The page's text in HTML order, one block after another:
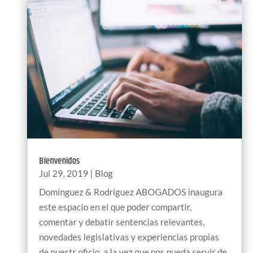
Bienvenidos
Jul 29, 2019 | Blog
Domínguez & Rodríguez ABOGADOS inaugura
este espacio en el que poder compartir,
comentar y debatir sentencias relevantes,
novedades legislativas y experiencias propias